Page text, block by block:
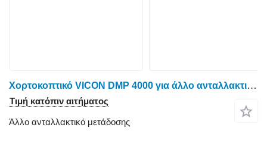
Χορτοκοπτικό VICON DMP 4000 για άλλο ανταλλακτικό μετάδοσης Remskive
Τιμή κατόπιν αιτήματος
Άλλο ανταλλακτικό μετάδοσης